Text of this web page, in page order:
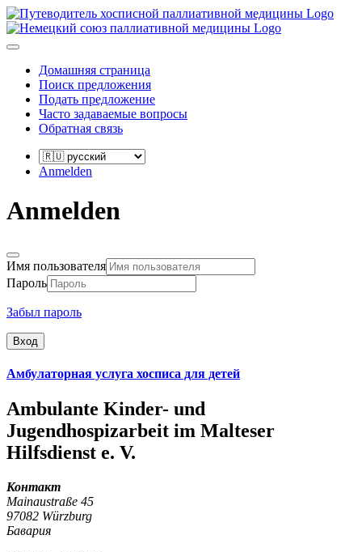
Домашняя страница
Поиск предложения
Подать предложение
Часто задаваемые вопросы
Обратная связь
Anmelden
Anmelden
Имя пользователя
Пароль
Забыл пароль
Вход
Амбулаторная услуга хосписа для детей
Ambulante Kinder- und
Jugendhospizarbeit im Malteser
Hilfsdienst e. V.
Контакт
Mainaustraße 45
97082 Würzburg
Бавария